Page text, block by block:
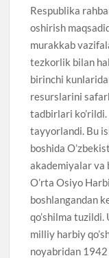
Respublika
oshirish
murakkab
tezkorlik bilan
birinchi
resurslarini
tadbirlari
tayyorlandi. Bu
boshida
akademiyalar va
O’rta Osiyo
boshlangandan
qo’shilma
milliy harbiy
noyabridan